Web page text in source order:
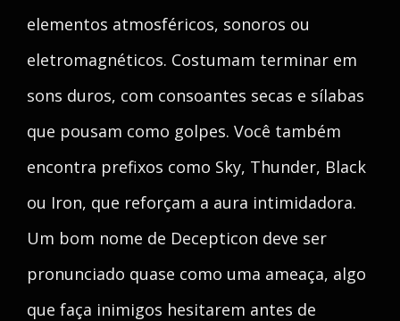
elementos atmosféricos, sonoros ou
eletromagnéticos. Costumam terminar em
sons duros, com consoantes secas e sílabas
que pousam como golpes. Você também
encontra prefixos como Sky, Thunder, Black
ou Iron, que reforçam a aura intimidadora.
Um bom nome de Decepticon deve ser
pronunciado quase como uma ameaça, algo
que faça inimigos hesitarem antes de